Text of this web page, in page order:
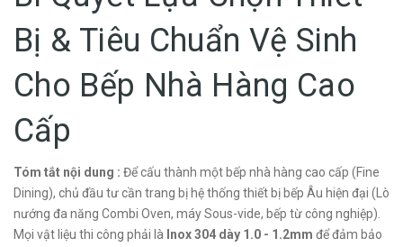
Bị & Tiêu Chuẩn Vệ Sinh
Cho Bếp Nhà Hàng Cao
Cấp
Tóm tắt nội dung : Để cấu thành một bếp nhà hàng cao cấp (Fine
Dining), chủ đầu tư cần trang bị hệ thống thiết bị bếp Âu hiện đại (Lò
nướng đa năng Combi Oven, máy Sous-vide, bếp từ công nghiệp).
Mọi vật liệu thi công phải là Inox 304 dày 1.0 - 1.2mm để đảm bảo